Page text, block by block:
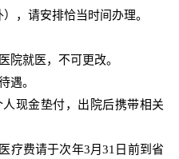
，请安排恰当时间办理。
院就医，不可更改。
遇。
现金垫付，出院后携带相关
疗费请于次年3月31 日前到省